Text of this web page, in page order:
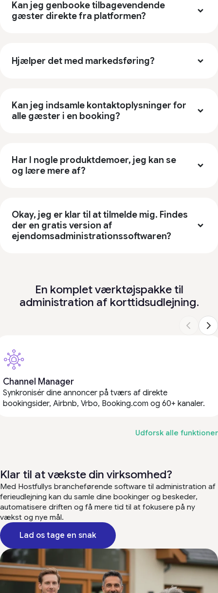
Kan jeg genbooke tilbagevendende
gæster direkte fra platformen?
Hjælper det med markedsføring?
Kan jeg indsamle kontaktoplysninger for
alle gæster i en booking?
Har I nogle produktdemoer, jeg kan se
og lære mere af?
Okay, jeg er klar til at tilmelde mig. Findes
der en gratis version af
ejendomsadministrationssoftwaren?
En komplet værktøjspakke til
administration af korttidsudlejning.
Channel Manager
Synkronisér dine annoncer på tværs af direkte
bookingsider, Airbnb, Vrbo, Booking.com og 60+ kanaler.
Udforsk alle funktioner
Klar til at vækste din virksomhed?
Med Hostfullys brancheførende software til administration af
ferieudlejning kan du samle dine bookinger og beskeder,
automatisere driften og få mere tid til at fokusere på ny
vækst og nye mål.
Lad os tage en snak